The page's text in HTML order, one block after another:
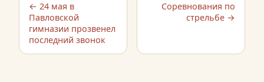
← 24 мая в
Павловской
гимназии прозвенел
последний звонок
Соревнования по
стрельбе →